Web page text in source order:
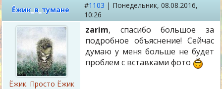
Ёжик_в_тумане #1103 | Понедельник, 08.08.2016,
10:26
Ёжик. Просто Ёжик
zarim, спасибо большое за
подробное объяснение! Сейчас
думаю у меня больше не будет
проблем с вставками фото